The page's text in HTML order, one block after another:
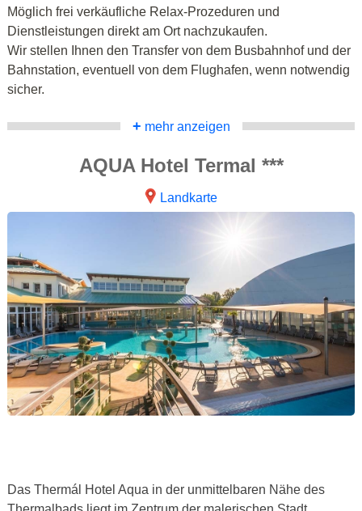
Möglich frei verkäufliche Relax-Prozeduren und
Dienstleistungen direkt am Ort nachzukaufen.
Wir stellen Ihnen den Transfer von dem Busbahnhof und der
Bahnstation, eventuell von dem Flughafen, wenn notwendig
sicher.
+ mehr anzeigen
AQUA Hotel Termal ***
Landkarte
Das Thermál Hotel Aqua in der unmittelbaren Nähe des